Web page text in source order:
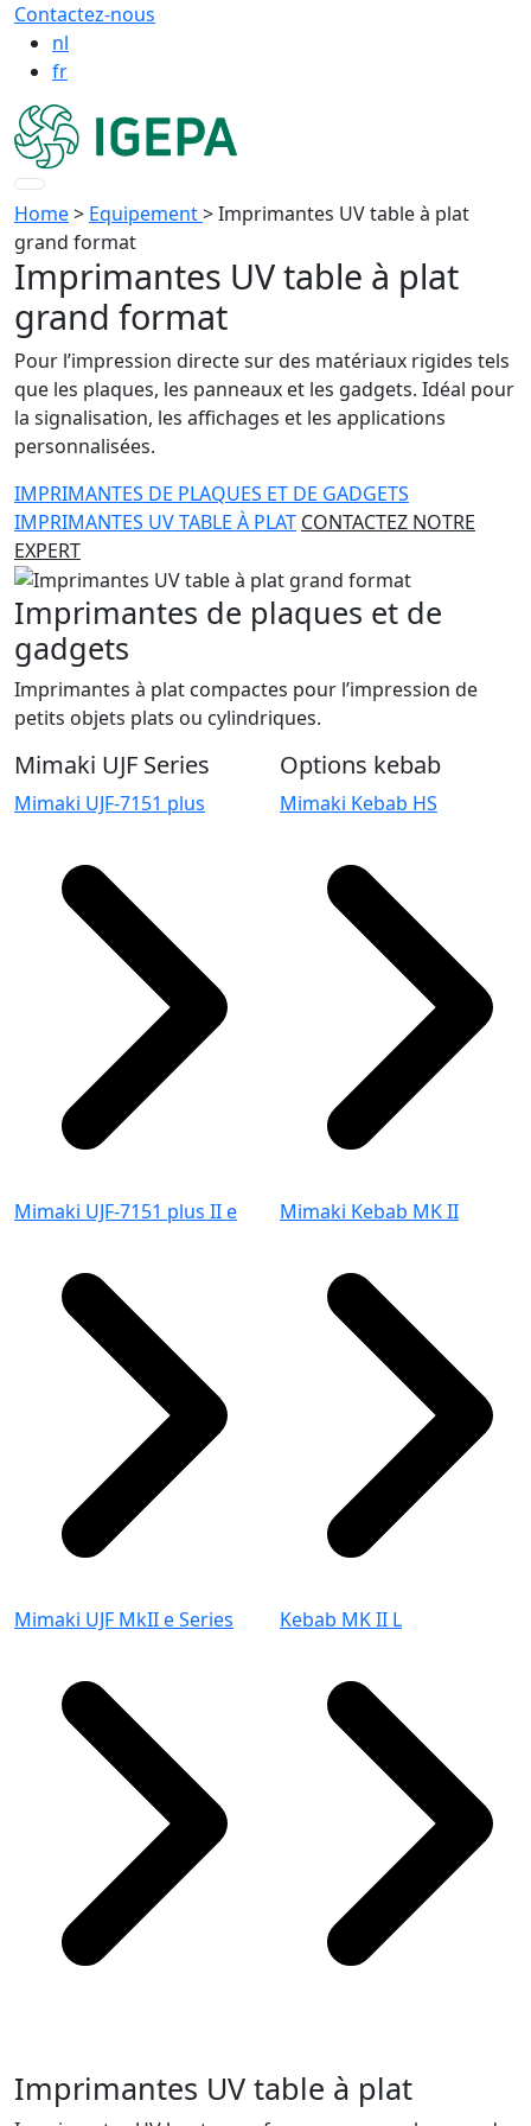
Contactez-nous
nl
fr
Home> Equipement>Imprimantes UV table à plat
grand format
Imprimantes UV table à plat
grand format
Pour l’impression directe sur des matériaux rigides tels
que les plaques, les panneaux et les gadgets. Idéal pour
la signalisation, les affichages et les applications
personnalisées.
IMPRIMANTES DE PLAQUES ET DE GADGETS
IMPRIMANTES UV TABLE À PLAT CONTACTEZ NOTRE
EXPERT
Imprimantes de plaques et de
gadgets
Imprimantes à plat compactes pour l’impression de
petits objets plats ou cylindriques.
Mimaki UJF Series
Mimaki UJF-7151 plus
Mimaki UJF-7151 plus II e
Mimaki UJF MkII e Series
Options kebab
Mimaki Kebab HS
Mimaki Kebab MK II
Kebab MK II L
Imprimantes UV table à plat